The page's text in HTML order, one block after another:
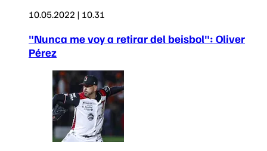
10.05.2022 | 10.31
"Nunca me voy a retirar del beisbol": Oliver
Pérez